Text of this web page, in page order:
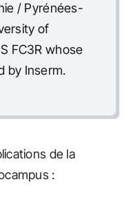
/ Pyrénées-
of
FC3R whose
by Inserm.
de la
: